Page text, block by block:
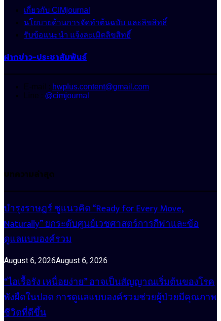
เกี่ยวกับ CIMjournal
นโยบายด้านการจัดทำต้นฉบับ และลิขสิทธิ์
รับข้อแนะนำ แจ้งละเมิดลิขสิทธิ์
ฝากข่าว-ประชาสัมพันธ์
E-mail : hwplus.content@gmail.com
Line : @cimjournal
บทความล่าสุด
บำรุงราษฎร์ ชูแนวคิด “Ready for Every Move,
Naturally” ยกระดับศูนย์เวชศาสตร์การกีฬาและข้อ
ดูแลแบบองค์รวม
August 6, 2026August 6, 2026
“ไอเรื้อรัง เหนื่อยง่าย” อาจเป็นสัญญาณเริ่มต้นของโรค
พังผืดในปอด การดูแลแบบองค์รวมช่วยผู้ป่วยมีคุณภาพ
ชีวิตที่ดีขึ้น